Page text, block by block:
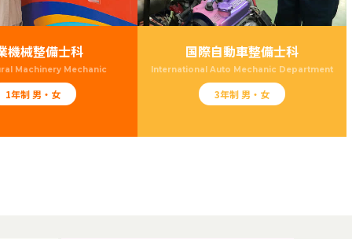
機械整備士科
Machinery Mechanic
1年制 男・女
国際自動車整備士科
International Auto Mechanic Department
3年制 男・女